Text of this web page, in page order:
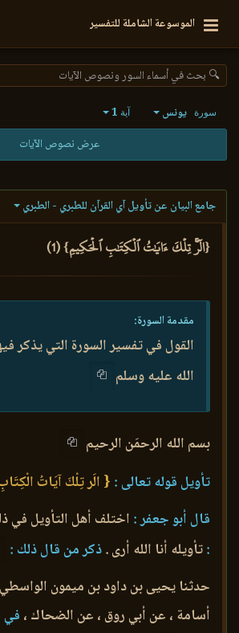
الموسوعة الشاملة للتفسير
🔍 بحث في أسماء السور ونصوص الآيات
سورة يونس آية 1
عرض نصوص الآيات
جامع البيان عن تأويل آي القرآن للطبري - الطبري
{الٓرۚ تِلۡكَ ءَايَٰتُ ٱلۡكِتَٰبِ ٱلۡحَكِيمِ} (1)
مقدمة السورة:
القول في تفسير السورة التي يذكر
الله عليه وسلم
بسم الله الرحمَن الرحيم
تأويل قوله تعالى : { الَر تِلْكَ آيَاتُ
قال أبو جعفر : اختلف أهل التأويل في
:تأويله أنا الله أرى .ذكر من قال ذلك :
حدثنا يحيى بن داود بن ميمون
أسامة ، عن أبي روق ، عن الضحاك ، في